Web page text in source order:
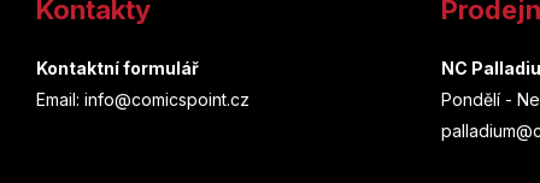
Kontakty
Kontaktní formulář
Email: info@comicspoint.cz
NC
Pondělí -